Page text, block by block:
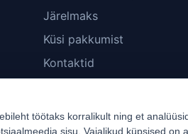
Järelmaks
Küsi pakkumist
Kontaktid
töötaks korralikult ning et
sisu. Vajalikud küpsised on